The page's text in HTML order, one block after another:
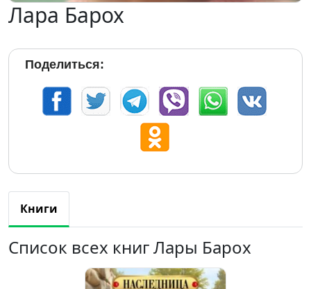
Лара Барох
Поделиться:
Книги
Список всех книг Лары Барох